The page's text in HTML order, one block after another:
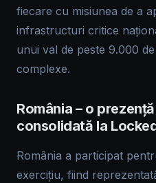
fiecare cu misiunea de a
infrastructuri critice
unui val de peste 9.000
complexe.
România – o
consolidată la
România a participat
exercițiu, fiind